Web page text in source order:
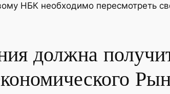
НБК необходимо пересмотреть
должна